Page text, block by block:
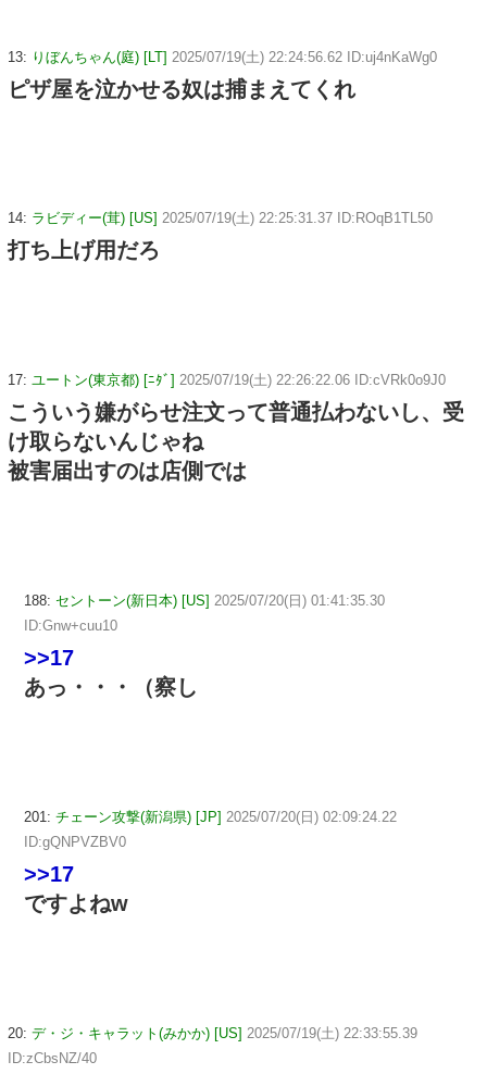
13: りぼんちゃん(庭) [LT] 2025/07/19(土) 22:24:56.62 ID:uj4nKaWg0
ピザ屋を泣かせる奴は捕まえてくれ
14: ラビディー(茸) [US] 2025/07/19(土) 22:25:31.37 ID:ROqB1TL50
打ち上げ用だろ
17: ユートン(東京都) [ﾆﾀﾞ] 2025/07/19(土) 22:26:22.06 ID:cVRk0o9J0
こういう嫌がらせ注文って普通払わないし、受
け取らないんじゃね
被害届出すのは店側では
188: セントーン(新日本) [US] 2025/07/20(日) 01:41:35.30
ID:Gnw+cuu10
>>17
あっ・・・（察し
201: チェーン攻撃(新潟県) [JP] 2025/07/20(日) 02:09:24.22
ID:gQNPVZBV0
>>17
ですよねw
20: デ・ジ・キャラット(みかか) [US] 2025/07/19(土) 22:33:55.39
ID:zCbsNZ/40